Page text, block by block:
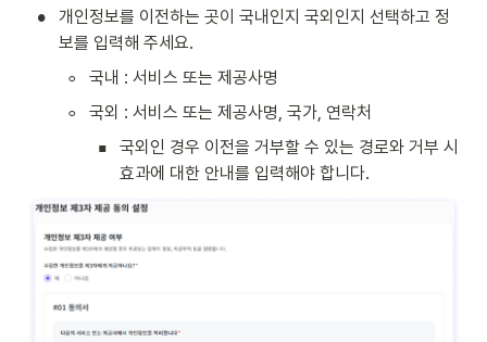
•
개인정보를 이전하는 곳이 국내인지 국외인지 선택하고 정
보를 입력해 주세요.
◦ 국내 : 서비스 또는 제공사명
◦ 국외 : 서비스 또는 제공사명, 국가, 연락처
▪
국외인 경우 이전을 거부할 수 있는 경로와 거부 시
효과에 대한 안내를 입력해야 합니다.